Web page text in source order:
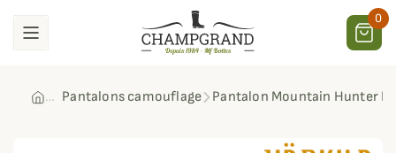
0
Pantalons camouflage Pantalon Mountain Hunter